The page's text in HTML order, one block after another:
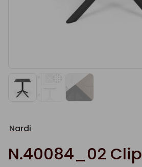
Nardi
N.40084_02 Clip